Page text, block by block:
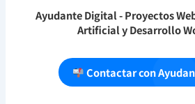
Ayudante Digital- Proyectos
Artificial y Desarrollo
Contactar con